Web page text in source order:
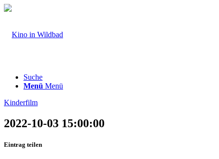
Suche
Menü Menü
Kinderfilm
2022-10-03 15:00:00
Eintrag teilen